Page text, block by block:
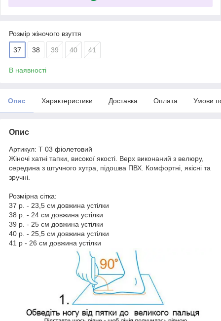
Розмір жіночого взуття
37 38 39 40 41
В наявності
Опис Характеристики Доставка Оплата Умови
Опис
Артикул: Т 03 фіолетовий
Жіночі хатні тапки, високої якості. Верх виконаний з велюру,
середина з штучного хутра, підошва ПВХ. Комфортні, якісні та
зручні.
Розмірна сітка:
37 р. - 23,5 см довжина устілки
38 р. - 24 см довжина устілки
39 р. - 25 см довжина устілки
40 р. - 25,5 см довжина устілки
41 р - 26 см довжина устілки